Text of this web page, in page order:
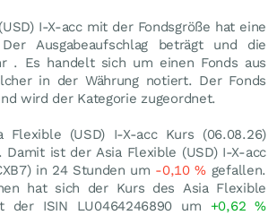
I-X-acc mit der Fondsgröße hat eine
Ausgabeaufschlag beträgt und die
. Es handelt sich um einen Fonds aus
in der Währung notiert. Der Fonds
wird der Kategorie zugeordnet.
Flexible (USD) I-X-acc Kurs (06.08.26)
Damit ist der Asia Flexible (USD) I-X-acc
in 24 Stunden um -0,10% gefallen.
hat sich der Kurs des Asia Flexible
der ISIN LU0464246890 um +0,62%